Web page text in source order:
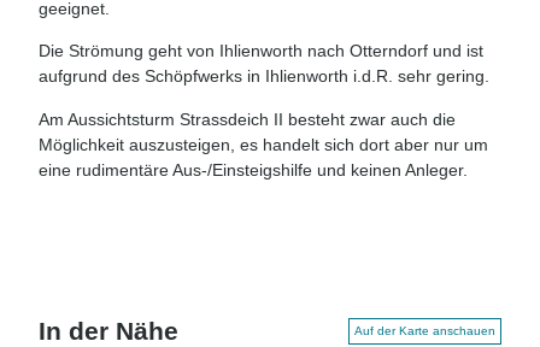
geeignet.
Die Strömung geht von Ihlienworth nach Otterndorf und ist
aufgrund des Schöpfwerks in Ihlienworth i.d.R. sehr gering.
Am Aussichtsturm Strassdeich II besteht zwar auch die
Möglichkeit auszusteigen, es handelt sich dort aber nur um
eine rudimentäre Aus-/Einsteigshilfe und keinen Anleger.
In der Nähe Auf der Karte anschauen